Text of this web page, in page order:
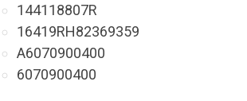
144118807R
16419RH82369359
A6070900400
6070900400